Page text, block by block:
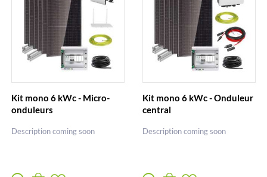
Kit mono 6 kWc - Micro-
onduleurs
Description coming soon
Kit mono 6 kWc - Onduleur
central
Description coming soon